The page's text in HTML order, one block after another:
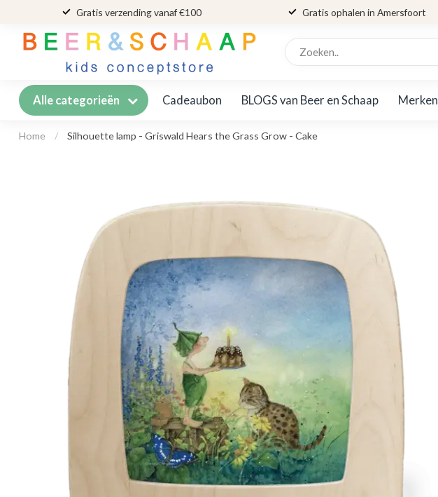
Gratis verzending vanaf €100 Gratis ophalen in Amersfoort
Alle categorieën Cadeaubon BLOGS van Beer en Schaap Merken
Home / Silhouette lamp - Griswald Hears the Grass Grow - Cake